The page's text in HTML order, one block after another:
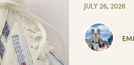
JULY 26, 2026